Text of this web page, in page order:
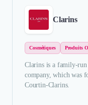
Clarins
Cosmétiques Produits
Clarins is a family-
company, which was
Courtin-Clarins.